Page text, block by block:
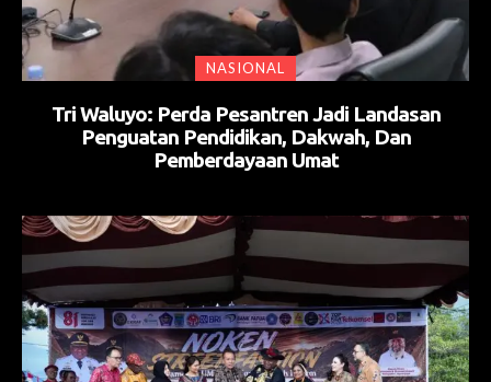
NASIONAL
Tri Waluyo: Perda Pesantren Jadi Landasan
Penguatan Pendidikan, Dakwah, Dan
Pemberdayaan Umat